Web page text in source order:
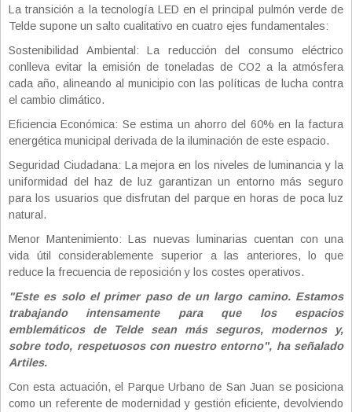
La transición a la tecnología LED en el principal pulmón verde de
Telde supone un salto cualitativo en cuatro ejes fundamentales:
Sostenibilidad Ambiental: La reducción del consumo eléctrico
conlleva evitar la emisión de toneladas de CO2 a la atmósfera
cada año, alineando al municipio con las políticas de lucha contra
el cambio climático.
Eficiencia Económica: Se estima un ahorro del 60% en la factura
energética municipal derivada de la iluminación de este espacio.
Seguridad Ciudadana: La mejora en los niveles de luminancia y la
uniformidad del haz de luz garantizan un entorno más seguro
para los usuarios que disfrutan del parque en horas de poca luz
natural.
Menor Mantenimiento: Las nuevas luminarias cuentan con una
vida útil considerablemente superior a las anteriores, lo que
reduce la frecuencia de reposición y los costes operativos.
"Este es solo el primer paso de un largo camino. Estamos
trabajando intensamente para que los espacios
emblemáticos de Telde sean más seguros, modernos y,
sobre todo, respetuosos con nuestro entorno", ha señalado
Artiles.
Con esta actuación, el Parque Urbano de San Juan se posiciona
como un referente de modernidad y gestión eficiente, devolviendo